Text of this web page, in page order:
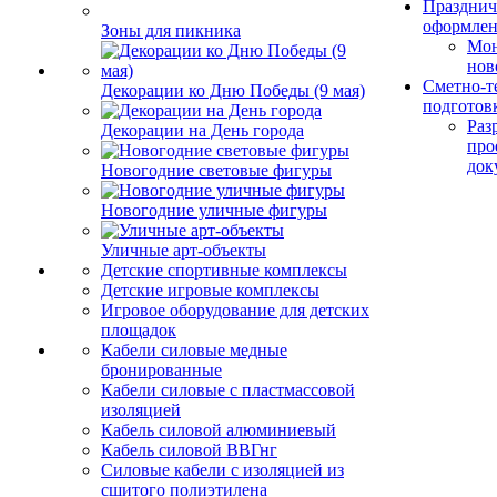
Зоны для пикника
Декорации ко Дню Победы (9 мая)
Декорации на День города
Новогодние световые фигуры
Новогодние уличные фигуры
Уличные арт-объекты
Детские спортивные комплексы
Детские игровые комплексы
Игровое оборудование для детских
площадок
Кабели силовые медные
бронированные
Кабели силовые с пластмассовой
изоляцией
Кабель силовой алюминиевый
Кабель силовой ВВГнг
Силовые кабели с изоляцией из
сшитого полиэтилена
Сметно-